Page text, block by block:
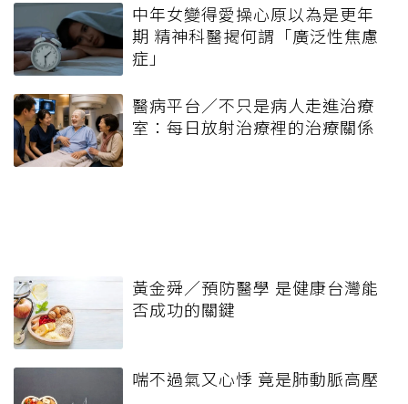
中年女變得愛操心原以為是更年
期 精神科醫揭何謂「廣泛性焦慮
症」
醫病平台／不只是病人走進治療
室：每日放射治療裡的治療關係
黃金舜／預防醫學 是健康台灣能
否成功的關鍵
喘不過氣又心悸 竟是肺動脈高壓